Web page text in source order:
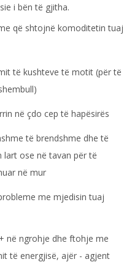
i bën të gjitha.
që shtojnë komoditetin tuaj
të kushteve të motit (për të
në çdo cep të hapësirës
të brendshme dhe të
ose në tavan për të
në mur
me mjedisin tuaj
në ngrohje dhe ftohje me
të energjisë, ajër - agjent